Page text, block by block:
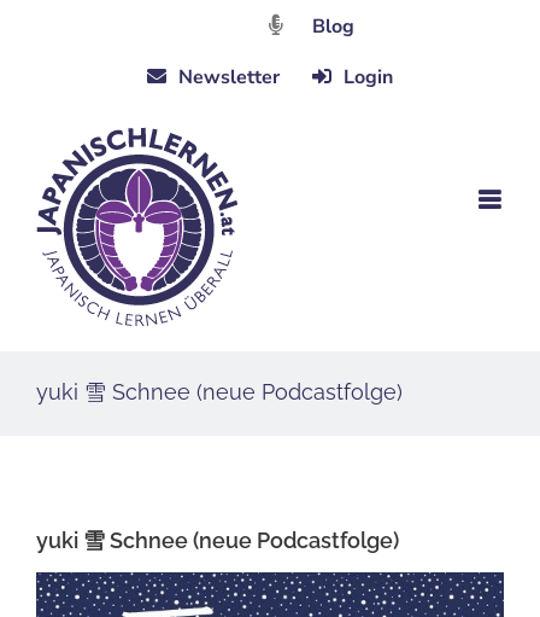
Blog
Newsletter
Login
yuki 雪 Schnee (neue Podcastfolge)
yuki 雪 Schnee (neue Podcastfolge)